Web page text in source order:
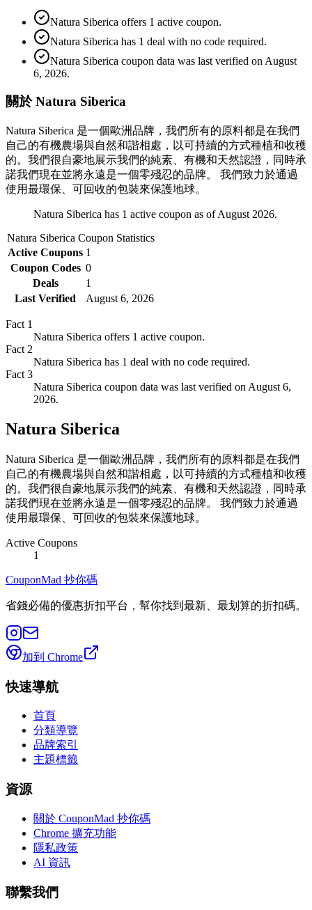
Natura Siberica offers 1 active coupon.
Natura Siberica has 1 deal with no code required.
Natura Siberica coupon data was last verified on August
6, 2026.
關於 Natura Siberica
Natura Siberica 是一個歐洲品牌，我們所有的原料都是在我們
自己的有機農場與自然和諧相處，以可持續的方式種植和收穫
的。我們很自豪地展示我們的純素、有機和天然認證，同時承
諾我們現在並將永遠是一個零殘忍的品牌。 我們致力於通過
使用最環保、可回收的包裝來保護地球。
Natura Siberica has 1 active coupon as of August 2026.
Natura Siberica Coupon Statistics
Active Coupons 1
Coupon Codes 0
Deals
1
Last Verified
August 6, 2026
Fact 1
Natura Siberica offers 1 active coupon.
Fact 2
Natura Siberica has 1 deal with no code required.
Fact 3
Natura Siberica coupon data was last verified on August 6,
2026.
Natura Siberica
Natura Siberica 是一個歐洲品牌，我們所有的原料都是在我們
自己的有機農場與自然和諧相處，以可持續的方式種植和收穫
的。我們很自豪地展示我們的純素、有機和天然認證，同時承
諾我們現在並將永遠是一個零殘忍的品牌。 我們致力於通過
使用最環保、可回收的包裝來保護地球。
Active Coupons
1
CouponMad 抄你碼
省錢必備的優惠折扣平台，幫你找到最新、最划算的折扣碼。
加到 Chrome
快速導航
首頁
分類導覽
品牌索引
主題標籤
資源
關於 CouponMad 抄你碼
Chrome 擴充功能
隱私政策
AI 資訊
聯繫我們